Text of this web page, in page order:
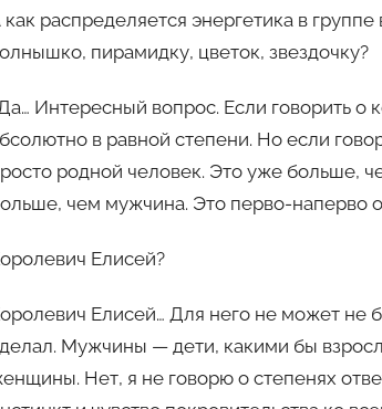
как распределяется энергетика в
пирамидку, цветок, звездочку?
Интересный вопрос. Если говорить о
в равной степени. Но если
родной человек. Это уже больше,
чем мужчина. Это перво-наперво
Елисей?
Елисей… Для него не может не
Мужчины — дети, какими бы
Нет, я не говорю о степенях